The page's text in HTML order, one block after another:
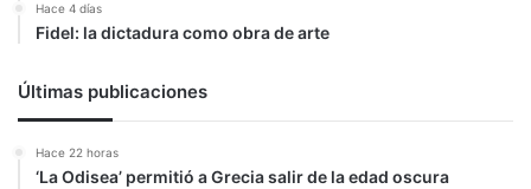
Hace 4 días
Fidel: la dictadura como obra de arte
Últimas publicaciones
Hace 22 horas
‘La Odisea’ permitió a Grecia salir de la edad oscura